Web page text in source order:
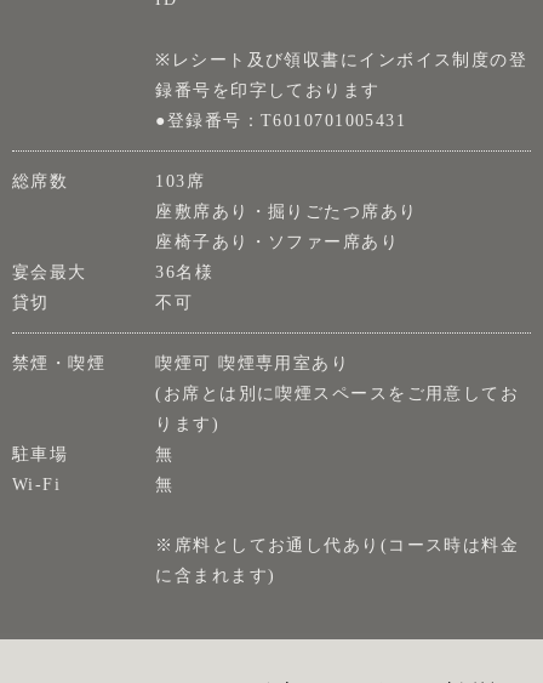
※レシート及び領収書にインボイス制度の登
録番号を印字しております
●登録番号：T6010701005431
総席数
103席
座敷席あり・掘りごたつ席あり
座椅子あり・ソファー席あり
宴会最大
36名様
貸切
不可
禁煙・喫煙
喫煙可 喫煙専用室あり
(お席とは別に喫煙スペースをご用意してお
ります)
駐車場
無
Wi-Fi
無
※席料としてお通し代あり(コース時は料金
に含まれます)